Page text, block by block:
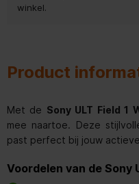
winkel.
Product
Met de Sony ULT Field 1
mee naartoe. Deze
past perfect bij jouw
Voordelen van de Sony